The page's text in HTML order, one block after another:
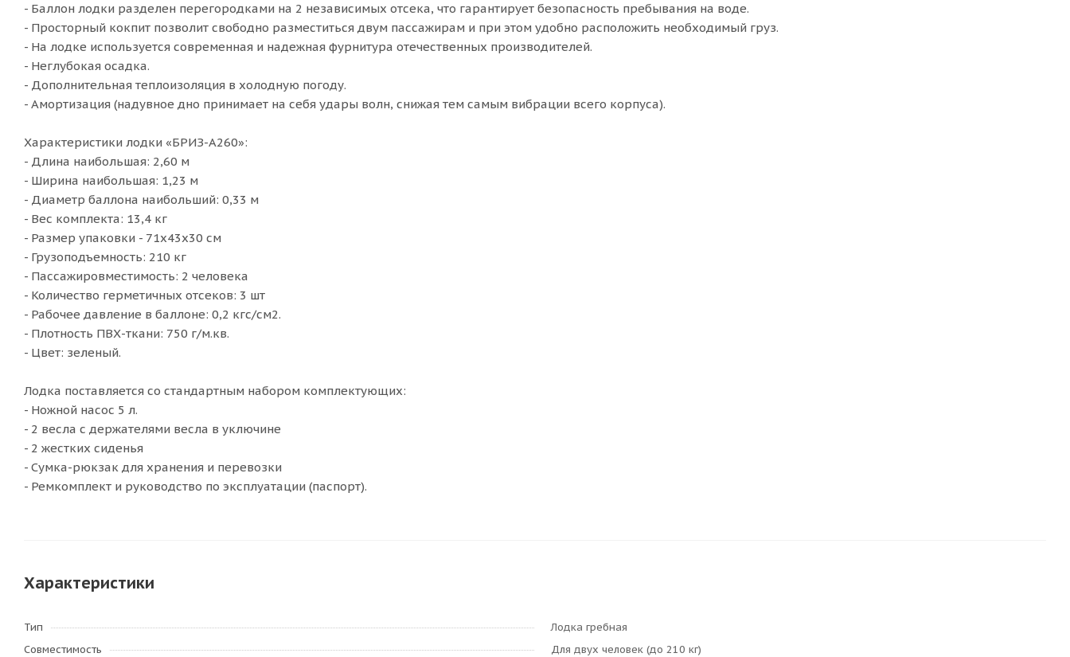
- Баллон лодки разделен перегородками на 2 независимых отсека, что гарантирует безопасность пребывания на воде.
- Просторный кокпит позволит свободно разместиться двум пассажирам и при этом удобно расположить необходимый груз.
- На лодке используется современная и надежная фурнитура отечественных производителей.
- Неглубокая осадка.
- Дополнительная теплоизоляция в холодную погоду.
- Амортизация (надувное дно принимает на себя удары волн, снижая тем самым вибрации всего корпуса).
Характеристики лодки «БРИЗ-А260»:
- Длина наибольшая: 2,60 м
- Ширина наибольшая: 1,23 м
- Диаметр баллона наибольший: 0,33 м
- Вес комплекта: 13,4 кг
- Размер упаковки - 71х43х30 см
- Грузоподъемность: 210 кг
- Пассажировместимость: 2 человека
- Количество герметичных отсеков: 3 шт
- Рабочее давление в баллоне: 0,2 кгс/см2.
- Плотность ПВХ-ткани: 750 г/м.кв.
- Цвет: зеленый.
Лодка поставляется со стандартным набором комплектующих:
- Ножной насос 5 л.
- 2 весла с держателями весла в уключине
- 2 жестких сиденья
- Сумка-рюкзак для хранения и перевозки
- Ремкомплект и руководство по эксплуатации (паспорт).
Характеристики
Тип
Лодка гребная
Совместимость
Для двух человек (до 210 кг)